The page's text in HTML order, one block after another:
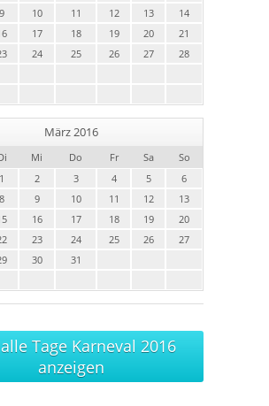
9 10 11 12 13
14
17 18 19 20
21
24 25 26 27
28
März 2016
Mi Do Fr Sa
So
1
2 3 4 5
6
8 9 10 11 12
13
16 17 18 19
20
23 24 25 26
27
30 31
Tage Karneval 2016
anzeigen